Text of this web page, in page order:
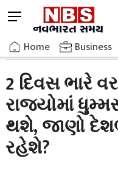
to
content
M
n
u
u
t
t
o
Home Business
Home»Trending »2 Days Of
2 દિવસ ભારે
રાજ્યોમાં
થશે, જાણો
રહેશે?